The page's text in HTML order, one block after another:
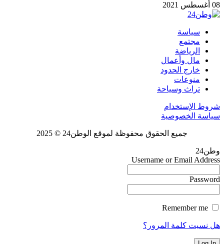
08 أغسطس 2021
سياسة
مجتمع
الرياضة
مال وأعمال
خارج الحدود
منوعات
تراث وسياحة
شروط الإستخدام
سياسة الخصوصية
جميع الحقوق محفوظة لموقع الوطن24 © 2025
وطن24
Username or Email Address
Password
هل نسيت كلمة المرور؟